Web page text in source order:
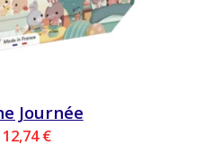
Journée
€